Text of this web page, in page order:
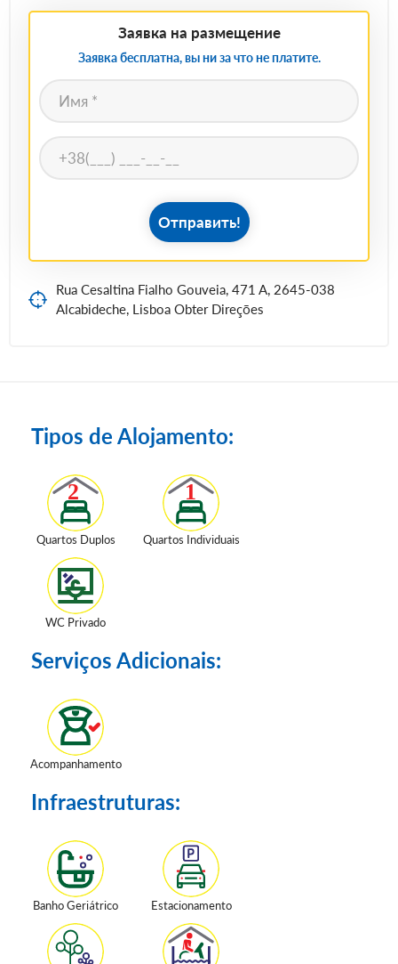
Заявка на размещение
Заявка бесплатна, вы ни за что не платите.
Отправить!
Rua Cesaltina Fialho Gouveia, 471 A, 2645-038
Alcabideche, Lisboa Obter Direções
Tipos de Alojamento:
Quartos Duplos Quartos Individuais
WC Privado
Serviços Adicionais:
Acompanhamento
Infraestruturas:
Banho Geriátrico Estacionamento